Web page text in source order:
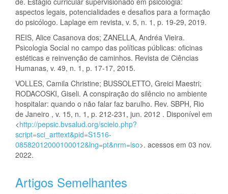
aspectos legais, potencialidades e desafios para a formação
do psicólogo. Laplage em revista, v. 5, n. 1, p. 19-29, 2019.
REIS, Alice Casanova dos; ZANELLA, Andréa Vieira.
Psicologia Social no campo das políticas públicas: oficinas
estéticas e reinvenção de caminhos. Revista de Ciências
Humanas, v. 49, n. 1, p. 17-17, 2015.
VOLLES, Camila Christine; BUSSOLETTO, Greici Maestri;
RODACOSKI, Giseli. A conspiração do silêncio no ambiente
hospitalar: quando o não falar faz barulho. Rev. SBPH, Rio
de Janeiro , v. 15, n. 1, p. 212-231, jun. 2012 . Disponível em
<http://pepsic.bvsalud.org/scielo.php?
script=sci_arttext&pid=S1516-
08582012000100012&lng=pt&nrm=iso>. acessos em 03 nov.
2022.
Artigos Semelhantes